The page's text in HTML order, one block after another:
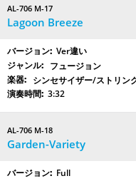
AL-706 M-17
Lagoon Breeze
Ver違い
フュージョン
シンセサイザー/ストリン
3:32
AL-706 M-18
Garden-Variety
Full